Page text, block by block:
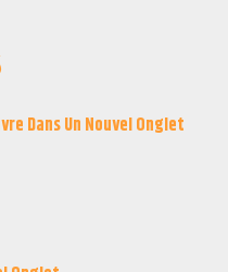
Dans Un Nouvel Onglet